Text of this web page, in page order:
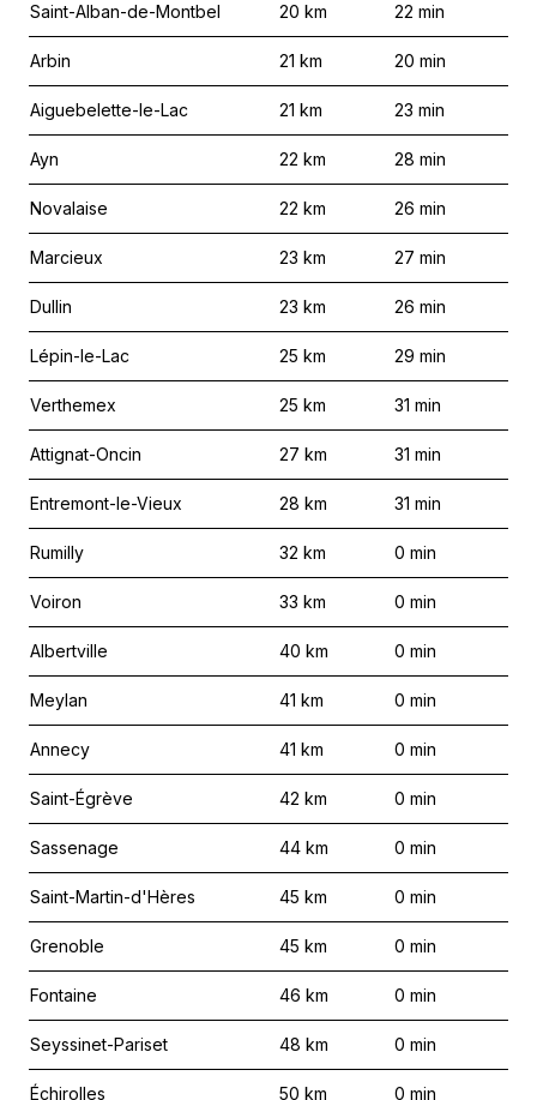
Saint-Alban-de-Montbel 20 km 22 min
Arbin 21 km 20 min
Aiguebelette-le-Lac 21 km 23 min
Ayn 22 km 28 min
Novalaise 22 km 26 min
Marcieux 23 km 27 min
Dullin 23 km 26 min
Lépin-le-Lac 25 km 29 min
Verthemex 25 km 31 min
Attignat-Oncin 27 km 31 min
Entremont-le-Vieux 28 km 31 min
Rumilly 32 km 0 min
Voiron 33 km 0 min
Albertville 40 km 0 min
Meylan 41 km 0 min
Annecy 41 km 0 min
Saint-Égrève 42 km 0 min
Sassenage 44 km 0 min
Saint-Martin-d'Hères 45 km 0 min
Grenoble 45 km 0 min
Fontaine 46 km 0 min
Seyssinet-Pariset 48 km 0 min
Échirolles 50 km 0 min